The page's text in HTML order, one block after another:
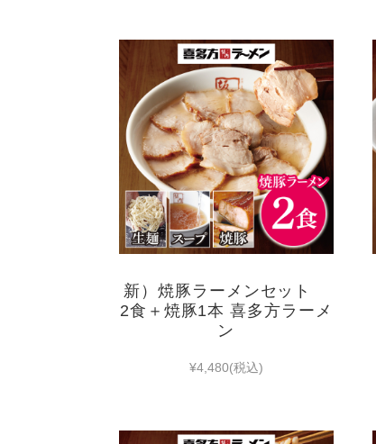
新）焼豚ラーメンセット
2食＋焼豚1本 喜多方ラーメ
ン
¥4,480(税込)